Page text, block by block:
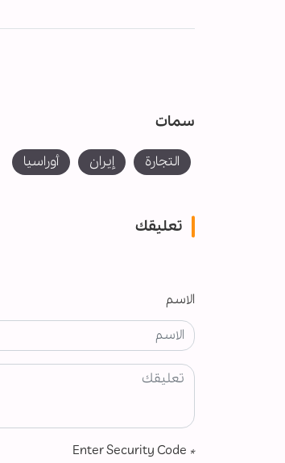
سمات
التجارة إيران أوراسيا
تعليقك
الاسم
*